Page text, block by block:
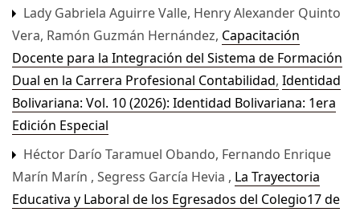
Lady Gabriela Aguirre Valle, Henry Alexander Quinto
Vera, Ramón Guzmán Hernández, Capacitación
Docente para la Integración del Sistema de Formación
Dual en la Carrera Profesional Contabilidad, Identidad
Bolivariana: Vol. 10 (2026): Identidad Bolivariana: 1era
Edición Especial
Héctor Darío Taramuel Obando, Fernando Enrique
Marín Marín , Segress García Hevia , La Trayectoria
Educativa y Laboral de los Egresados del Colegio17 de